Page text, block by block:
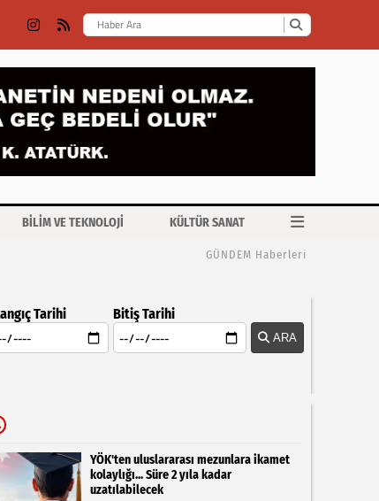
BİLİM VE TEKNOLOJİ KÜLTÜR SANAT
GÜNDEM Haberleri
Tarihi Bitiş Tarihi
ARA
YÖK'ten uluslararası mezunlara ikamet
kolaylığı... Süre 2 yıla kadar
uzatılabilecek